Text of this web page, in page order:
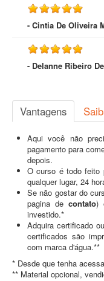
- Cintia De Oliveira
- Delanne Ribeiro
Vantagens
Aqui você não
pagamento para
depois.
O curso é todo feito
qualquer lugar, 24
Se não gostar do
pagina de contato)
investido.*
Adquira certificado
certificados são
com marca d'água.**
* Desde que tenha
** Material opcional,